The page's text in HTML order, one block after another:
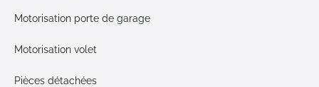
Motorisation porte de garage
Motorisation volet
Pièces détachées